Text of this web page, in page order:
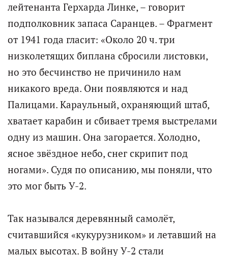
лейтенанта Герхарда Линке, – говорит
подполковник запаса Саранцев. – Фрагмент
от 1941 года гласит: «Около 20 ч. три
низколетящих биплана сбросили листовки,
но это бесчинство не причинило нам
никакого вреда. Они появляются и над
Палицами. Караульный, охраняющий штаб,
хватает карабин и сбивает тремя выстрелами
одну из машин. Она загорается. Холодно,
ясное звёздное небо, снег скрипит под
ногами». Судя по описанию, мы поняли, что
это мог быть У-2.
Так назывался деревянный самолёт,
считавшийся «кукурузником» и летавший на
малых высотах. В войну У-2 стали